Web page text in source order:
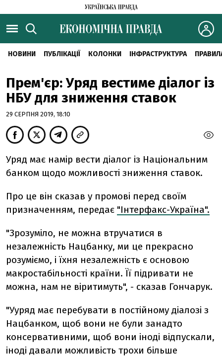
НОВИНИ ПУБЛІКАЦІЇ КОЛОНКИ ІНФРАСТРУКТУРА
Прем'єр: Уряд вестиме діалог із
НБУ для зниження ставок
29 СЕРПНЯ 2019, 18:10
Уряд має намір вести діалог із Національним
банком щодо можливості зниження ставок.
Про це він сказав у промові перед своїм
призначенням, передає "Інтерфакс-Україна".
"Зрозуміло, не можна втручатися в
незалежність Нацбанку, ми це прекрасно
розуміємо, і їхня незалежність є основою
макростабільності країни. Її підривати не
можна, нам не віритимуть", - сказав Гончарук.
"Ууряд має перебувати в постійному діалозі з
Нацбанком, щоб вони не були занадто
консервативними, щоб вони іноді відпускали,
іноді давали можливість трохи більше